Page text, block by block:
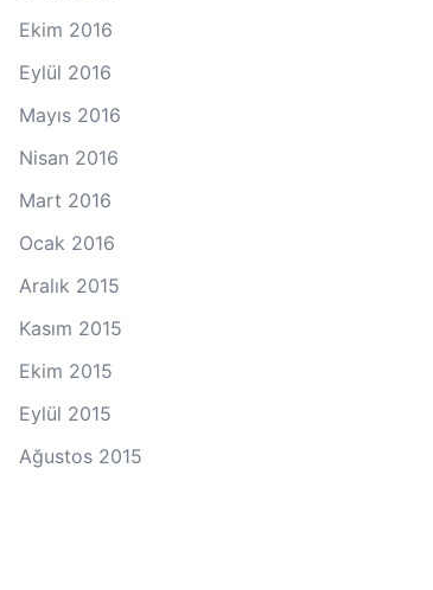
Ekim 2016
Eylül 2016
Mayıs 2016
Nisan 2016
Mart 2016
Ocak 2016
Aralık 2015
Kasım 2015
Ekim 2015
Eylül 2015
Ağustos 2015